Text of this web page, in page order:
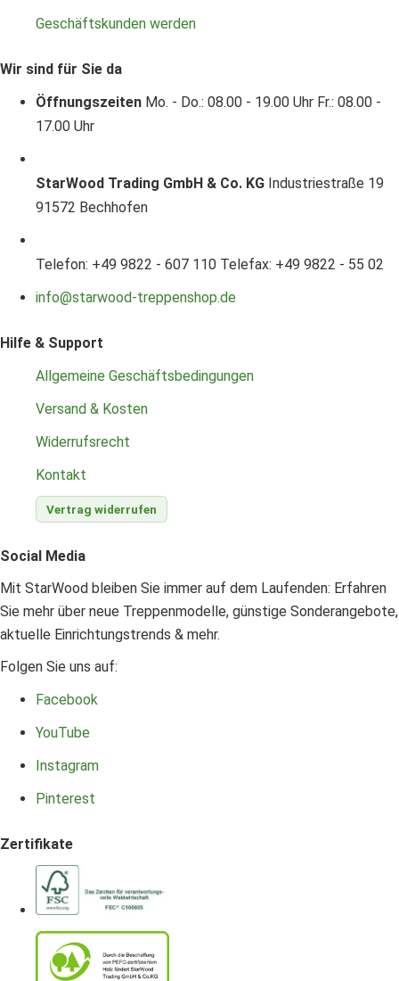
Geschäftskunden werden
Wir sind für Sie da
Öffnungszeiten Mo. - Do.: 08.00 - 19.00 Uhr Fr.: 08.00 -
17.00 Uhr
StarWood Trading GmbH & Co. KG Industriestraße 19
91572 Bechhofen
Telefon: +49 9822 - 607 110 Telefax: +49 9822 - 55 02
info@starwood-treppenshop.de
Hilfe & Support
Allgemeine Geschäftsbedingungen
Versand & Kosten
Widerrufsrecht
Kontakt
Vertrag widerrufen
Social Media
Mit StarWood bleiben Sie immer auf dem Laufenden: Erfahren
Sie mehr über neue Treppenmodelle, günstige Sonderangebote,
aktuelle Einrichtungstrends & mehr.
Folgen Sie uns auf:
Facebook
YouTube
Instagram
Pinterest
Zertifikate